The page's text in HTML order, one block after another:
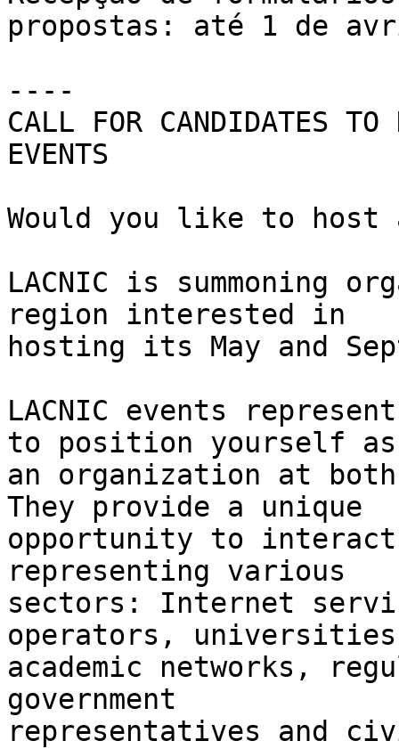
propostas: até 1 de
----
CALL FOR CANDIDATES
EVENTS
Would you like to host
LACNIC is summoning
region interested in
hosting its May and
LACNIC events
to position yourself
an organization at
They provide a unique
opportunity to
representing various
sectors: Internet
operators,
academic networks,
government
representatives and